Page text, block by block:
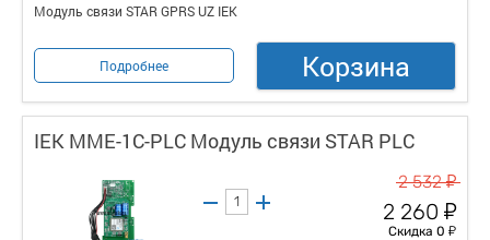
Модуль связи STAR GPRS UZ IEK
Подробнее Корзина
IEK MME-1C-PLC Модуль связи STAR PLC
2 532у
2 260 у
Скидка 0 у